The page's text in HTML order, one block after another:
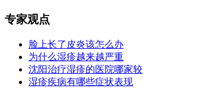
专家观点
脸上长了皮炎该怎么办
为什么湿疹越来越严重
沈阳治疗湿疹的医院哪家较
湿疹疾病有哪些症状表现